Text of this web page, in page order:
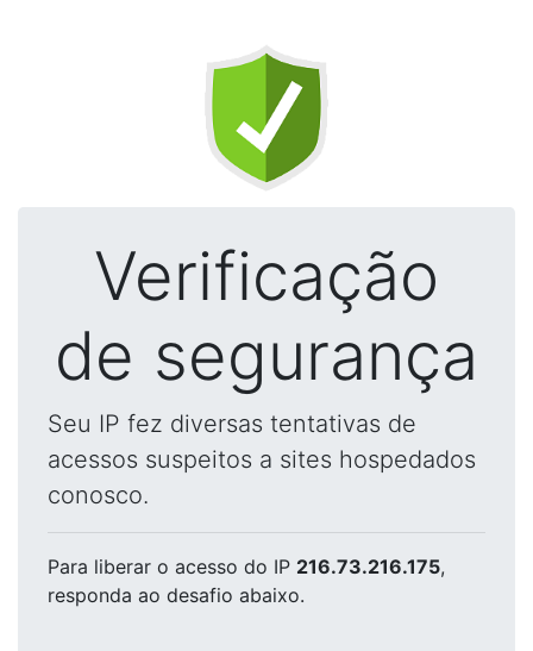
Verificação
de segurança
Seu IP fez diversas tentativas de
acessos suspeitos a sites hospedados
conosco.
Para liberar o acesso do IP 216.73.216.175,
responda ao desafio abaixo.